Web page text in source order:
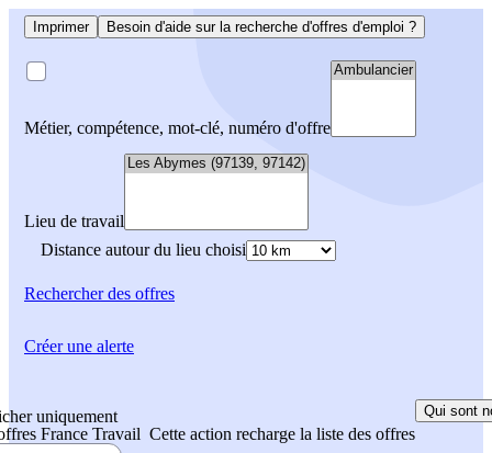
Imprimer Besoin d'aide sur la recherche d'offres d'emploi ?
Métier, compétence, mot-clé, numéro d'offre
Lieu de travail
Distance autour du lieu choisi
Rechercherdes offres
uniquement
France Travail Cette action recharge la liste des offres
Qui sont
Créer une alerte